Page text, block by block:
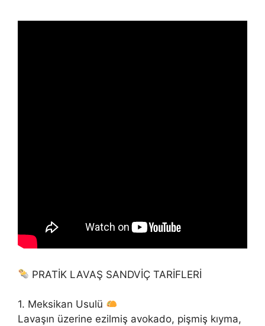
PRATİK LAVAŞ SANDVİÇ TARİFLERİ
1. Meksikan Usulü
Lavaşın üzerine ezilmiş avokado, pişmiş kıyma,